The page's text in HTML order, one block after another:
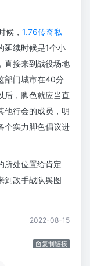
候， 1.76传奇私
延续时候是1个小
直接来到战役场地
部门城市在40分
后，脚色就应当直
他行会的成员，明
个实力脚色倡议进
所处位置给肯定
到敌手战队舆图
2022-08-15
复制链接